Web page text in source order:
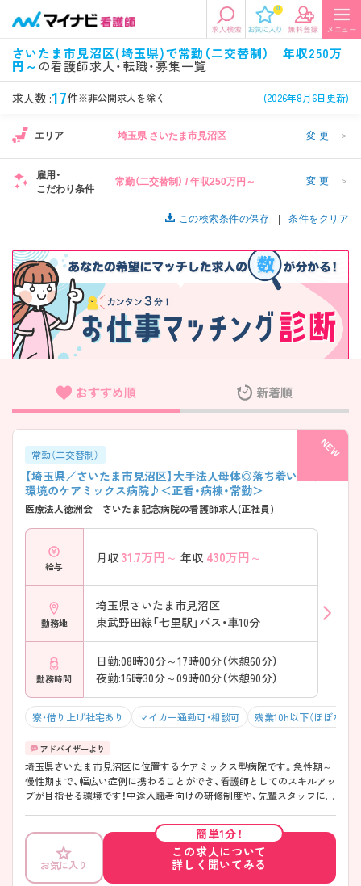
0
さいたま市見沼区(埼玉県)で常勤（二交替制）｜年収250万
円～の看護師求人・転職・募集一覧
求人数 :17件※非公開求人を除く (2026年8月6日更新)
エリアから探す
エリアから探す
関東 北陸・信越
東海 関西
九州・沖縄
希望の求人条件を選択
条件項目の選択に戻る
資格 勤務形態
施設形態
病院、クリニック・診療所など
担当業務
病棟、外来など
美容外科、
循環器内科など
未経験歓迎、
土日祝休みなど
年収
年収500万円以上など 正社員、契約社員など
フリーワード検索
エリア 埼玉県 さいたま市見沼区 変更 ＞
雇用・
こだわり条件
常勤（二交替制） / 年収250万円～ 変更 ＞
この検索条件の保存 条件をクリア
おすすめ順 新着順
常勤（二交替制）
【埼玉県／さいたま市見沼区】大手法人母体◎落ち着いた職場
環境のケアミックス病院♪＜正看・病棟・常勤＞
医療法人徳洲会 さいたま記念病院の看護師求人(正社員)
給与
月収 31.7万円～ 年収 430万円～
勤務地
埼玉県さいたま市見沼区
東武野田線「七里駅」バス・車10分
勤務時間
日勤:08時30分～17時00分（休憩60分）
夜勤:16時30分～09時00分（休憩90分）
寮・借り上げ社宅あり マイカー通勤可・相談可 残業10h以下（ほぼなし）
埼玉県さいたま市見沼区に位置するケアミックス型病院です。急性期～
慢性期まで、幅広い症例に携わることができ、看護師としてのスキルアッ
プが目指せる環境です！中途入職者向けの研修制度や、先輩スタッフによ
スタートできます♪また、大手法人が母体のため福利厚生も充実◎単身
寮・託児所完備で、転居を伴う方や子育て中の方も働きやすい職場です！
ご興味がございましたら、ぜひお気軽にお問い合わせくださいませ♪
お気に入り
簡単1分！
この求人について
詳しく聞いてみる